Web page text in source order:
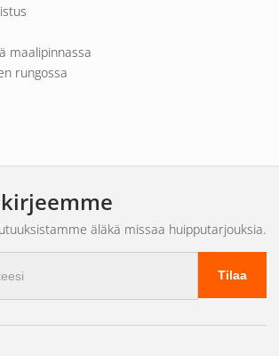
maalipinnassa
rungossa
likaisen pinnan tapauksessa voit käyttää
materiaalin irrottamiseen. Muista, että
(<10 °C) tuotteen tulisi pysyä pinnalla
korkealla paineella
on ihan älyttömän hyvää!
äläkä missaa huipputarjouksia.
Tilaa